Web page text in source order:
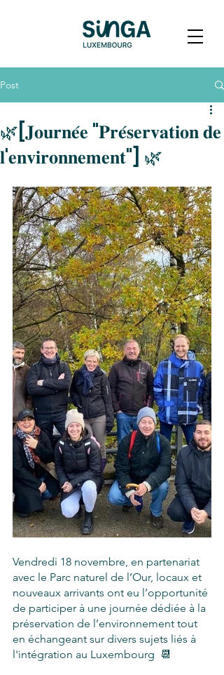
Post
🌿[𝐉𝐨𝐮𝐫𝐧𝐞́𝐞 "𝐏𝐫𝐞́𝐬𝐞𝐫𝐯𝐚𝐭𝐢𝐨𝐧 𝐝𝐞
𝐥'𝐞𝐧𝐯𝐢𝐫𝐨𝐧𝐧𝐞𝐦𝐞𝐧𝐭"] 🌿
Vendredi 18 novembre, en partenariat
avec le Parc naturel de l’Our, locaux et
nouveaux arrivants ont eu l’opportunité
de participer à une journée dédiée à la
préservation de l’environnement tout
en échangeant sur divers sujets liés à
l'intégration au Luxembourg  📆